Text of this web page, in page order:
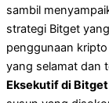
sambil
strategi Bitget
penggunaan
yang selamat dan
Eksekutif di